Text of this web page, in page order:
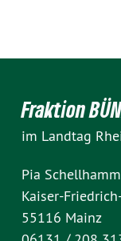
Fraktion
im Landtag
Pia
Kaiser-
55116 Mainz